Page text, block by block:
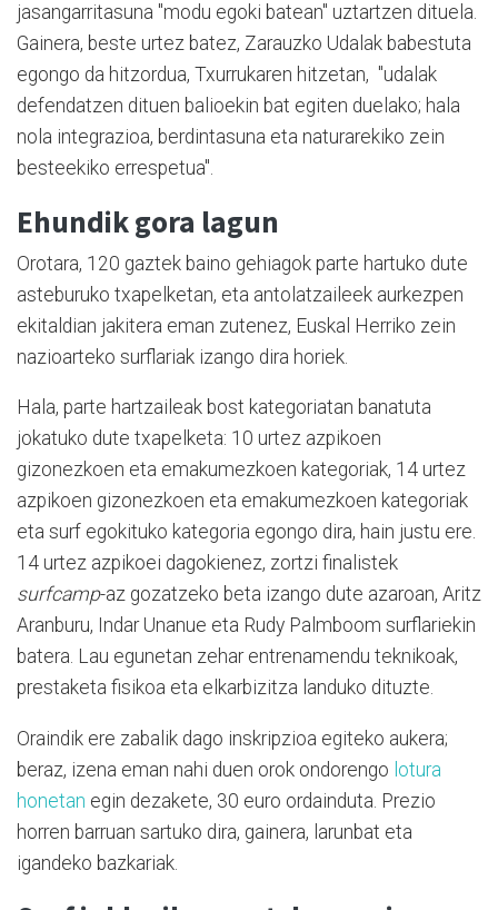
jasangarritasuna "modu egoki batean" uztartzen dituela.
Gainera, beste urtez batez, Zarauzko Udalak babestuta
egongo da hitzordua, Txurrukaren hitzetan, "udalak
defendatzen dituen balioekin bat egiten duelako; hala
nola integrazioa, berdintasuna eta naturarekiko zein
besteekiko errespetua".
Ehundik gora lagun
Orotara, 120 gaztek baino gehiagok parte hartuko dute
asteburuko txapelketan, eta antolatzaileek aurkezpen
ekitaldian jakitera eman zutenez, Euskal Herriko zein
nazioarteko surflariak izango dira horiek.
Hala, parte hartzaileak bost kategoriatan banatuta
jokatuko dute txapelketa: 10 urtez azpikoen
gizonezkoen eta emakumezkoen kategoriak, 14 urtez
azpikoen gizonezkoen eta emakumezkoen kategoriak
eta surf egokituko kategoria egongo dira, hain justu ere.
14 urtez azpikoei dagokienez, zortzi finalistek
surfcamp-az gozatzeko beta izango dute azaroan, Aritz
Aranburu, Indar Unanue eta Rudy Palmboom surflariekin
batera. Lau egunetan zehar entrenamendu teknikoak,
prestaketa fisikoa eta elkarbizitza landuko dituzte.
Oraindik ere zabalik dago inskripzioa egiteko aukera;
beraz, izena eman nahi duen orok ondorengo lotura
honetan egin dezakete, 30 euro ordainduta. Prezio
horren barruan sartuko dira, gainera, larunbat eta
igandeko bazkariak.